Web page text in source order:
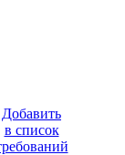
Добавить
в список